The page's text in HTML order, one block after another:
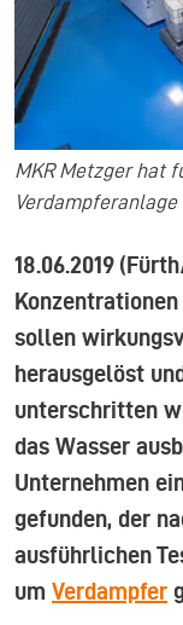
MKR Metzger hat
18.06.2019
sollen
herausgelöst
unterschritten
das Wasser
Unternehmen
gefunden, der
ausführlichen
um Verdampfer